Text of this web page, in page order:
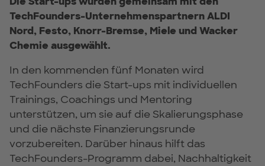
TechFounders-Unternehmenspartnern ALDI
Nord, Festo, Knorr-Bremse, Miele und Wacker
Chemie ausgewählt.
In den kommenden fünf Monaten wird
TechFounders die Start-ups mit individuellen
Trainings, Coachings und Mentoring
unterstützen, um sie auf die Skalierungsphase
und die nächste Finanzierungsrunde
vorzubereiten. Darüber hinaus hilft das
TechFounders-Programm dabei, Nachhaltigkeit